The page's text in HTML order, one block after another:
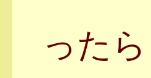
った